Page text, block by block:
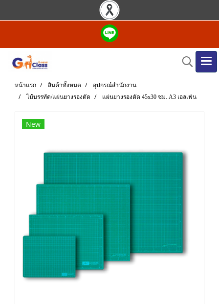
หน้าแรก สินค้าทั้งหมด
อุปกรณ์สำนักงาน
ไม้บรรทัด/แผ่นยางรองตัด
แผ่นยางรองตัด 45x30 ซม. A3 เอลเฟ่น
New